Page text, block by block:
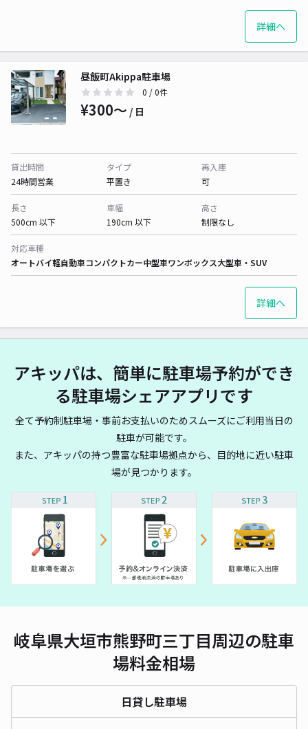
詳細へ
昼飯町Akippa駐車場
0 / 0件
¥300〜 / 日
貸出時間
24時間営業
タイプ
平置き
再入庫
可
長さ
500cm 以下
車幅
190cm 以下
高さ
制限なし
対応車種
オートバイ軽自動車コンパクトカー中型車ワンボックス大型車・SUV
詳細へ
アキッパは、簡単に駐車場予約ができ
る駐車場シェアアプリです
全て予約制駐車場・事前お支払いのためスムーズにご利用当日の
駐車が可能です。
また、アキッパの持つ豊富な駐車場拠点から、目的地に近い駐車
場が見つかります。
岐阜県大垣市熊野町三丁目周辺の駐車
場料金相場
日貸し駐車場